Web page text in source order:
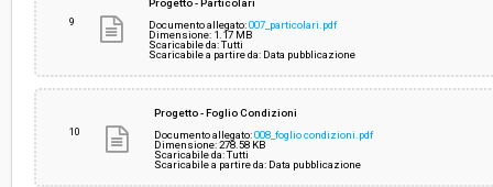
9
Progetto - Particolari
Documento allegato:007_particolari.pdf
Dimensione: 1.17 MB
Scaricabile da: Tutti
Scaricabile a partire da: Data pubblicazione
10
Progetto - Foglio Condizioni
Documento allegato:008_foglio condizioni.pdf
Dimensione: 278.58 KB
Scaricabile da: Tutti
Scaricabile a partire da: Data pubblicazione